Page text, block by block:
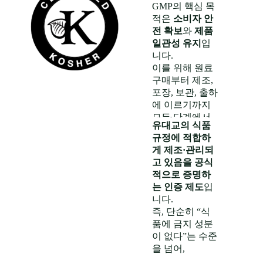
GMP의 핵심 목
적은 소비자 안
전 확보와 제품
일관성 유지 입
니다.
이를 위해 원료
구매부터 제조,
포장, 보관, 출하
에 이르기까지
모든 단계에서
위생·안전·품질
관리 절차를 체
계적으로 규정
합니다.
특히 제약, 식품,
화장품, 건강기
능식품 등
인체
에 직접 영향을
미치는 제품군
코셔 인증
(Kosher
Certification)은
유대교 율법
(Halakha)에서
허용된 음식 규
범인 “카슈루트
(Kashrut)”기준
에 따라제품이
유대교의 식품
규정에 적합하
게 제조·관리되
고 있음을 공식
적으로 증명하
는 인증 제도입
니다.
즉, 단순히 “식
품에 금지 성분
이 없다”는 수준
을 넘어,